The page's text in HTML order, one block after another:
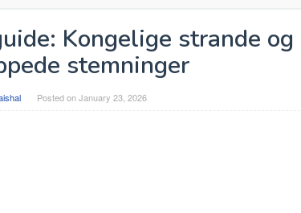
Kongelige strande og
stemninger
Posted onJanuary 23, 2026